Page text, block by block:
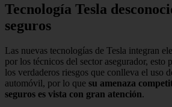
Tecnología Tesla
seguros
Las nuevas tecnologías de Tesla integran
por los técnicos del sector asegurador, esto
los verdaderos riesgos que conlleva el uso
automóvil, por lo que su amenaza
seguros es vista con gran atención.